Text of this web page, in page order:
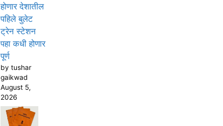
होणार देशातील
पहिले बुलेट
ट्रेन स्टेशन
पहा कधी होणार
पूर्ण
by tushar
gaikwad
August 5,
2026